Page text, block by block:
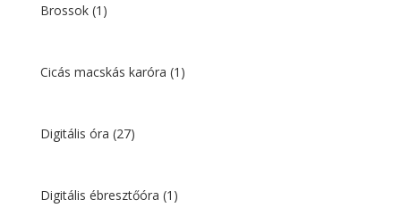
Brossok (1)
Cicás macskás karóra (1)
Digitális óra (27)
Digitális ébresztőóra (1)